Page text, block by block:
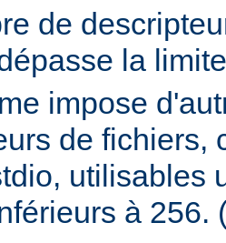
de
la
impose
de fichiers,
utilisables
à 256.